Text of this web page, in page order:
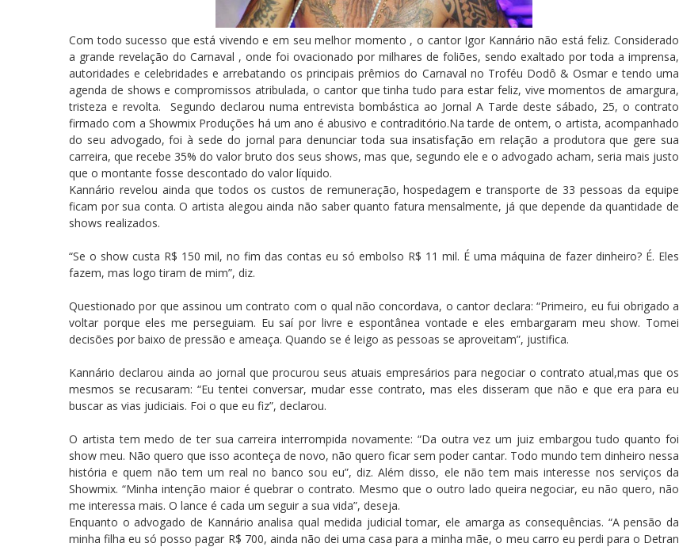
Com todo sucesso que está vivendo e em seu melhor momento , o cantor Igor Kannário não está feliz. Considerado
a grande revelação do Carnaval , onde foi ovacionado por milhares de foliões, sendo exaltado por toda a imprensa,
autoridades e celebridades e arrebatando os principais prêmios do Carnaval no Troféu Dodô & Osmar e tendo uma
agenda de shows e compromissos atribulada, o cantor que tinha tudo para estar feliz, vive momentos de amargura,
tristeza e revolta. Segundo declarou numa entrevista bombástica ao Jornal A Tarde deste sábado, 25, o contrato
firmado com a Showmix Produções há um ano é abusivo e contraditório.Na tarde de ontem, o artista, acompanhado
do seu advogado, foi à sede do jornal para denunciar toda sua insatisfação em relação a produtora que gere sua
carreira, que recebe 35% do valor bruto dos seus shows, mas que, segundo ele e o advogado acham, seria mais justo
que o montante fosse descontado do valor líquido.
Kannário revelou ainda que todos os custos de remuneração, hospedagem e transporte de 33 pessoas da equipe
ficam por sua conta. O artista alegou ainda não saber quanto fatura mensalmente, já que depende da quantidade de
shows realizados.
“Se o show custa R$ 150 mil, no fim das contas eu só embolso R$ 11 mil. É uma máquina de fazer dinheiro? É. Eles
fazem, mas logo tiram de mim”, diz.
Questionado por que assinou um contrato com o qual não concordava, o cantor declara: “Primeiro, eu fui obrigado a
voltar porque eles me perseguiam. Eu saí por livre e espontânea vontade e eles embargaram meu show. Tomei
decisões por baixo de pressão e ameaça. Quando se é leigo as pessoas se aproveitam”, justifica.
Kannário declarou ainda ao jornal que procurou seus atuais empresários para negociar o contrato atual,mas que os
mesmos se recusaram: “Eu tentei conversar, mudar esse contrato, mas eles disseram que não e que era para eu
buscar as vias judiciais. Foi o que eu fiz”, declarou.
O artista tem medo de ter sua carreira interrompida novamente: “Da outra vez um juiz embargou tudo quanto foi
show meu. Não quero que isso aconteça de novo, não quero ficar sem poder cantar. Todo mundo tem dinheiro nessa
história e quem não tem um real no banco sou eu”, diz. Além disso, ele não tem mais interesse nos serviços da
Showmix. “Minha intenção maior é quebrar o contrato. Mesmo que o outro lado queira negociar, eu não quero, não
me interessa mais. O lance é cada um seguir a sua vida”, deseja.
Enquanto o advogado de Kannário analisa qual medida judicial tomar, ele amarga as consequências. “A pensão da
minha filha eu só posso pagar R$ 700, ainda não dei uma casa para a minha mãe, o meu carro eu perdi para o Detran